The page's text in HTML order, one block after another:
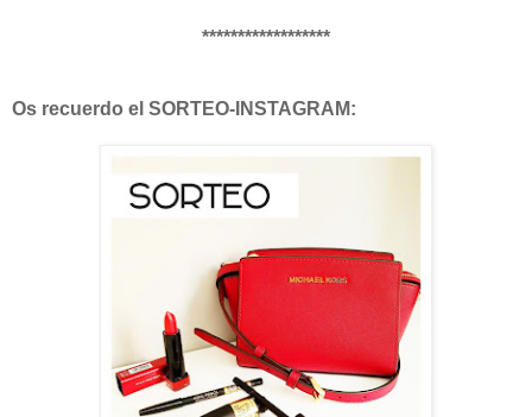
******************
Os recuerdo el SORTEO-INSTAGRAM: